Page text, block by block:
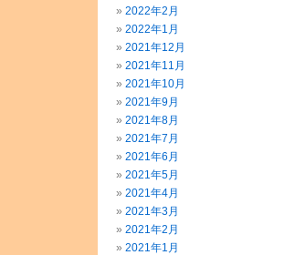
2022年2月
2022年1月
2021年12月
2021年11月
2021年10月
2021年9月
2021年8月
2021年7月
2021年6月
2021年5月
2021年4月
2021年3月
2021年2月
2021年1月